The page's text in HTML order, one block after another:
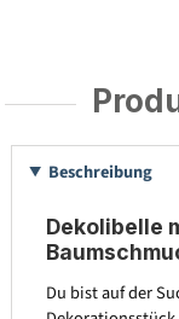
Beschreibung
Dekolibelle
Du bist auf der